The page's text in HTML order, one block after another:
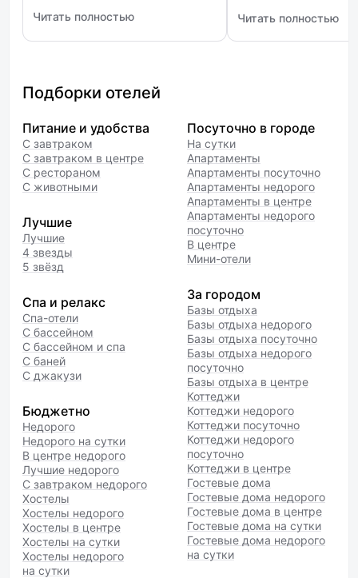
Читать полностью
: Palmira Garden Hotel & SPA (Пальмира Гарден)
Читать полностью
: Marriott Imperial
Подборки отелей
Питание и удобства
С завтраком
С завтраком в центре
С рестораном
С животными
Лучшие
Лучшие
4 звезды
5 звёзд
Спа и релакс
Спа-отели
С бассейном
С бассейном и спа
С баней
С джакузи
Бюджетно
Недорого
Недорого на сутки
В центре недорого
Лучшие недорого
С завтраком недорого
Хостелы
Хостелы недорого
Хостелы в центре
Хостелы на сутки
Хостелы недорого
на сутки
Посуточно в городе
На сутки
Апартаменты
Апартаменты посуточно
Апартаменты недорого
Апартаменты в центре
Апартаменты недорого
посуточно
В центре
Мини-отели
За городом
Базы отдыха
Базы отдыха недорого
Базы отдыха посуточно
Базы отдыха недорого
посуточно
Базы отдыха в центре
Коттеджи
Коттеджи недорого
Коттеджи посуточно
Коттеджи недорого
посуточно
Коттеджи в центре
Гостевые дома
Гостевые дома недорого
Гостевые дома в центре
Гостевые дома на сутки
Гостевые дома недорого
на сутки